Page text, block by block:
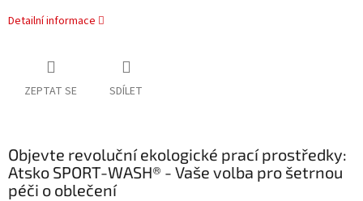
Detailní informace
ZEPTAT SE SDÍLET
Objevte revoluční ekologické prací prostředky:
Atsko SPORT-WASH® - Vaše volba pro šetrnou
péči o oblečení